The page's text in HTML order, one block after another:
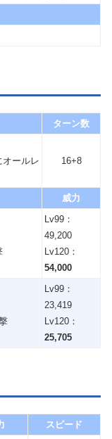
ターン数
オールレ
16+8
威力
Lv99：
49,200
Lv120：
54,000
Lv99：
23,419
Lv120：
25,705
スピード